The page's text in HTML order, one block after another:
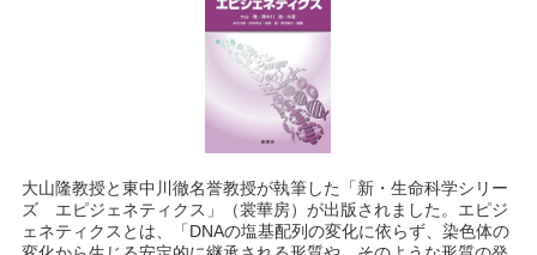
大山隆教授と東中川徹名誉教授が執筆した「新・生命科学シリー
ズ エピジェネティクス」（裳華房）が出版されました。エピジ
ェネティクスとは、「DNAの塩基配列の変化に依らず、染色体の